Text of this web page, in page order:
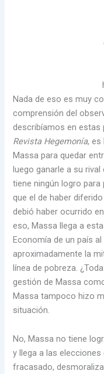
Nada de eso es muy
comprensión del
describíamos en estas
Revista Hegemonía, es
Massa para quedar
luego ganarle a su
tiene ningún logro
que el de haber
debió haber ocurrido
eso, Massa llega a
Economía de un país
aproximadamente la
línea de pobreza.
gestión de Massa
Massa tampoco hizo
situación.
No, Massa no tiene
y llega a las
fracasado,